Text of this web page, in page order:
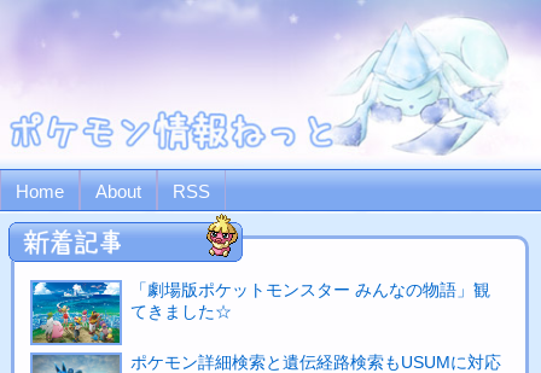
Home About RSS
「劇場版ポケットモンスター みんなの物語」観
てきました☆
ポケモン詳細検索と遺伝経路検索もUSUMに対応